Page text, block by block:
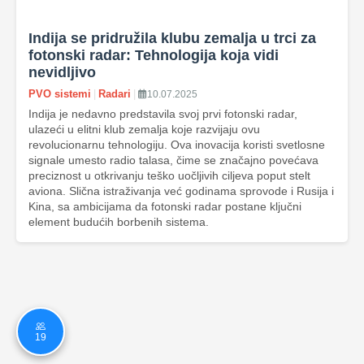
19
Indija se pridružila klubu zemalja u trci za
fotonski radar: Tehnologija koja vidi
nevidljivo
PVO sistemi Radari 10.07.2025
Indija je nedavno predstavila svoj prvi fotonski radar,
ulazeći u elitni klub zemalja koje razvijaju ovu
revolucionarnu tehnologiju. Ova inovacija koristi svetlosne
signale umesto radio talasa, čime se značajno povećava
preciznost u otkrivanju teško uočljivih ciljeva poput stelt
aviona. Slična istraživanja već godinama sprovode i Rusija i
Kina, sa ambicijama da fotonski radar postane ključni
element budućih borbenih sistema.